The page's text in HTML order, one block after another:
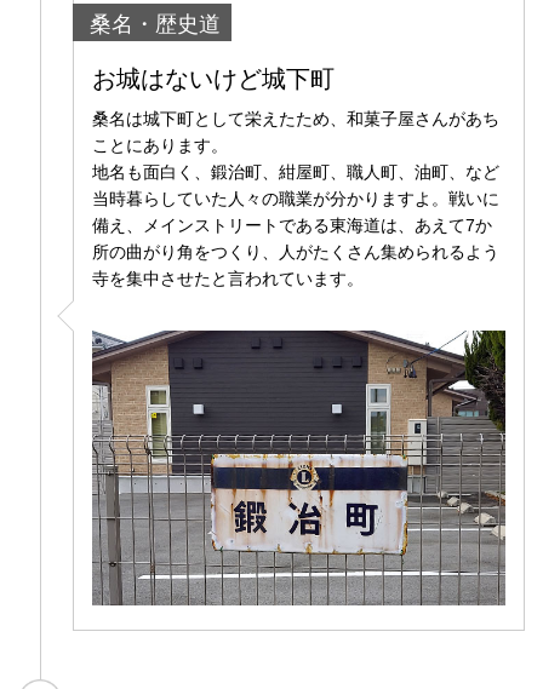
桑名・歴史道
お城はないけど城下町
桑名は城下町として栄えたため、和菓子屋さんがあち
ことにあります。
地名も面白く、鍛治町、紺屋町、職人町、油町、など
当時暮らしていた人々の職業が分かりますよ。戦いに
備え、メインストリートである東海道は、あえて7か
所の曲がり角をつくり、人がたくさん集められるよう
寺を集中させたと言われています。